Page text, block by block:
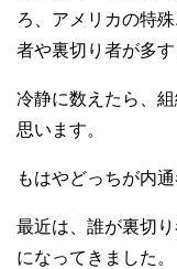
ろ、アメリカの特
者や裏切り者が多す
冷静に数えたら、
思います。
もはやどっちが内
最近は、誰が裏切
になってきました。